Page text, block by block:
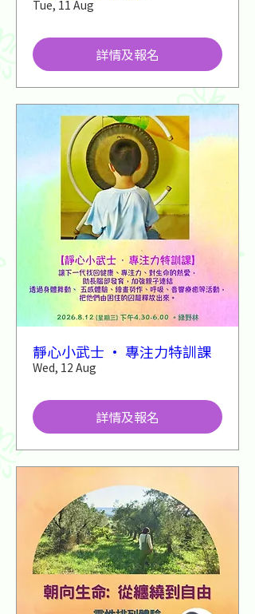
Tue, 11 Aug
詳情及報名
靜心小武士 · 專注力特訓課
Wed, 12 Aug
詳情及報名